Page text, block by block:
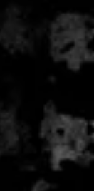
din momentul